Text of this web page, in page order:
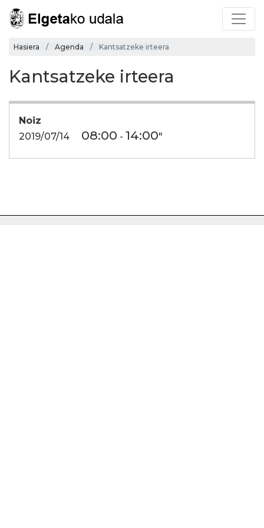
Hasiera Agenda Kantsatzeke irteera
Kantsatzeke irteera
Noiz
2019/07/14
08:00 - 14:00"